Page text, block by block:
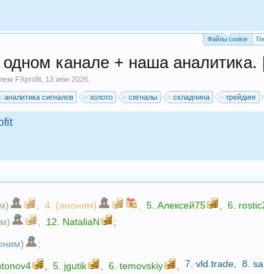
Файлы cookie
канале + наша
FXprofit 13 июн 2026
аналитика сигналов золото сигналы складчина трейдинг
4. (аноним) 5.Алексей75 6.
12. NataliaN
;
;
5. jgutik 6.temovskiy 7.vld.trade 8.